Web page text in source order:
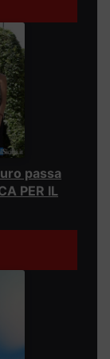
passa
PER IL